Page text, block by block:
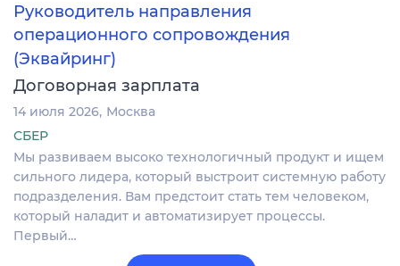
Руководитель направления
операционного сопровождения
(Эквайринг)
Договорная зарплата
14 июля 2026 Москва
СБЕР
Мы развиваем высоко технологичный продукт и ищем
сильного лидера, который выстроит системную работу
подразделения. Вам предстоит стать тем человеком,
который наладит и автоматизирует процессы.
Первый…